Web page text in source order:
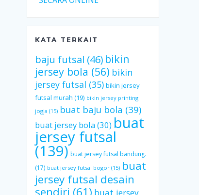
KATA TERKAIT
baju futsal (46) bikin
jersey bola (56) bikin
jersey futsal (35) bikin jersey
futsal murah (19) bikin jersey printing
jogja (15) buat baju bola (39)
buat jersey bola(30) buat
jersey futsal
(139) buat jersey futsal bandung.
(17) buat jersey futsal bogor (15) buat
jersey futsal desain
sendiri (61) buat jersey